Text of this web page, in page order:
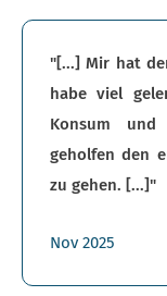
"[...] Mir hat
habe viel
Konsum
geholfen den
zu gehen. [...]"
Nov 2025